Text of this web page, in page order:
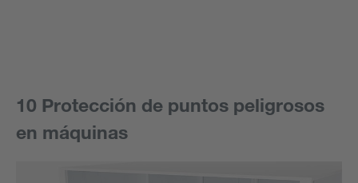
10 Protección de puntos peligrosos
en máquinas